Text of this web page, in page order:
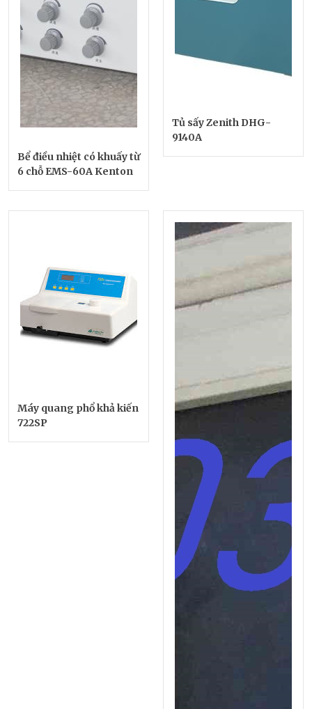
Bể điều nhiệt có khuấy từ
6 chỗ EMS-60A Kenton
Tủ sấy Zenith DHG-
9140A
Máy quang phổ khả kiến
722SP